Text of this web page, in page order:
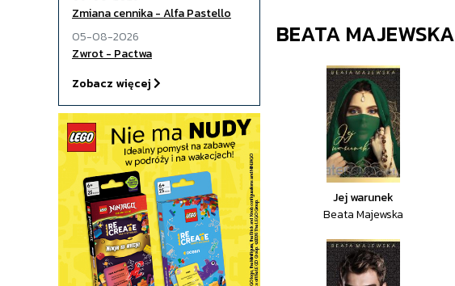
Zmiana cennika - Alfa Pastello
05-08-2026
Zwrot - Pactwa
Zobacz więcej
BEATA MAJEWSKA
Jej warunek
Beata Majewska